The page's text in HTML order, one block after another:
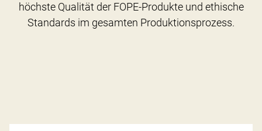
höchste Qualität der FOPE-Produkte und ethische